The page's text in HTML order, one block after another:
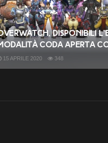
disponibili
coda aperta
15 APRILE 2020 348